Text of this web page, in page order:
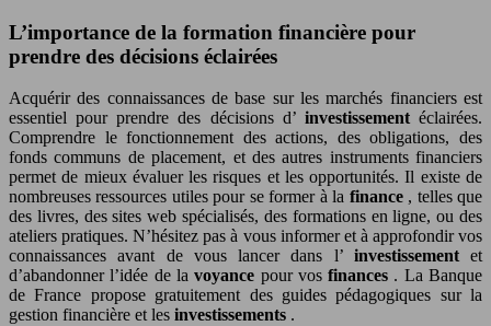
L’importance de la formation financière pour
prendre des décisions éclairées
Acquérir des connaissances de base sur les marchés financiers est
essentiel pour prendre des décisions d’ investissementéclairées.
Comprendre le fonctionnement des actions, des obligations, des
fonds communs de placement, et des autres instruments financiers
permet de mieux évaluer les risques et les opportunités. Il existe de
nombreuses ressources utiles pour se former à la finance , telles que
des livres, des sites web spécialisés, des formations en ligne, ou des
ateliers pratiques. N’hésitez pas à vous informer et à approfondir vos
connaissances avant de vous lancer dans l’ investissement et
d’abandonner l’idée de lavoyance pour vosfinances . La Banque
de France propose gratuitement des guides pédagogiques sur la
gestion financière et les investissements .